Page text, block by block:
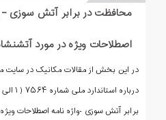
محافظت در برابر آتش سوزی –
اصطلاحات ویژه در مورد
در این بخش از مقالات مکانیک در سایت
برابر آتش سوزی -واژه نامه اصطلاحات